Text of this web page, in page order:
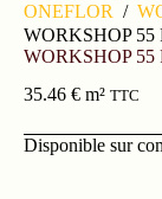
ONEFLOR /
WORKSHOP 55
WORKSHOP 55
35.46 € m² TTC
Disponible sur